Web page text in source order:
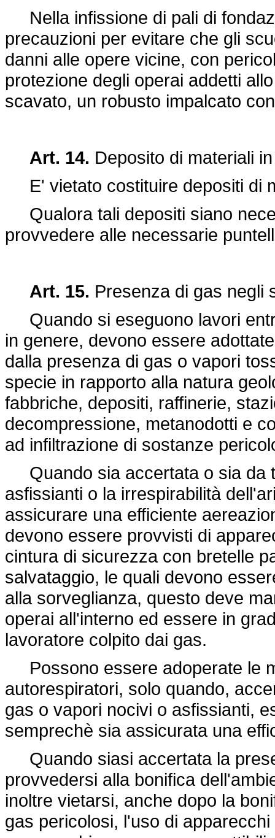
Nella infissione di pali di
precauzioni per evitare che gli
danni alle opere vicine, con
protezione degli operai addetti
scavato, un robusto impalcato
Art. 14. Deposito di materiali
E' vietato costituire depositi di
Qualora tali depositi siano
provvedere alle necessarie
Art. 15. Presenza di gas negli
Quando si eseguono lavori
in genere, devono essere
dalla presenza di gas o vapori
specie in rapporto alla natura
fabbriche, depositi, raffinerie,
decompressione, metanodotti e
ad infiltrazione di sostanze
Quando sia accertata o sia da
asfissianti o la irrespirabilità
assicurare una efficiente
devono essere provvisti di
cintura di sicurezza con bretelle
salvataggio, le quali devono
alla sorveglianza, questo deve
operai all'interno ed essere in
lavoratore colpito dai gas.
Possono essere adoperate le
autorespiratori, solo quando,
gas o vapori nocivi o asfissianti,
semprechè sia assicurata una
Quando siasi accertata la
provvedersi alla bonifica
inoltre vietarsi, anche dopo la
gas pericolosi, l'uso di